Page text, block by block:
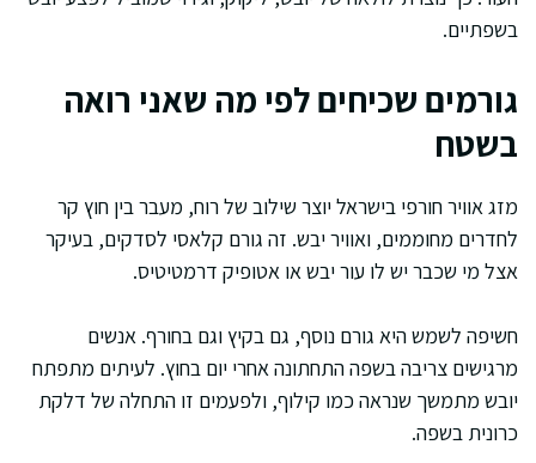
בשפתיים.
גורמים שכיחים לפי מה שאני רואה
בשטח
מזג אוויר חורפי בישראל יוצר שילוב של רוח, מעבר בין חוץ קר
לחדרים מחוממים, ואוויר יבש. זה גורם קלאסי לסדקים, בעיקר
אצל מי שכבר יש לו עור יבש או אטופיק דרמטיטיס.
חשיפה לשמש היא גורם נוסף, גם בקיץ וגם בחורף. אנשים
מרגישים צריבה בשפה התחתונה אחרי יום בחוץ. לעיתים מתפתח
יובש מתמשך שנראה כמו קילוף, ולפעמים זו התחלה של דלקת
כרונית בשפה.